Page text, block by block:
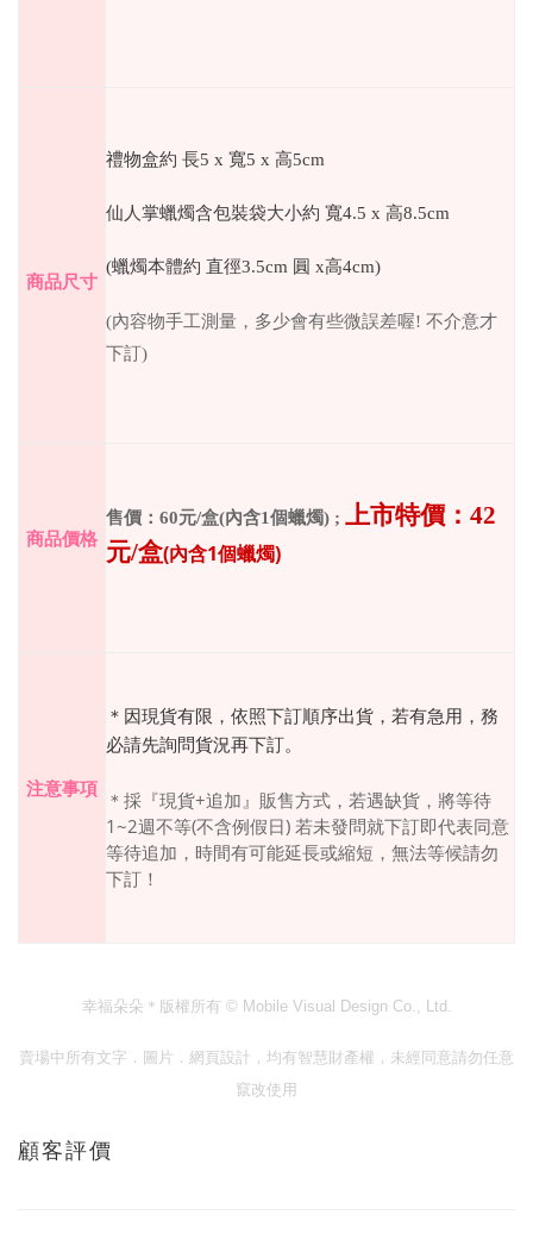
商品尺寸
禮物盒約 長5 x 寬5 x 高5cm
仙人掌蠟燭含包裝袋大小約 寬4.5 x 高8.5cm
(蠟燭本體約 直徑3.5cm 圓 x高4cm)
(內容物手工測量，多少會有些微誤差喔! 不介意才
下訂)
商品價格
售價： 60元/盒(內含1個蠟燭) ; 上市特價： 42
元/盒(內含1個蠟燭)
注意事項
＊因現貨有限，依照下訂順序出貨，若有急用，務
必請先詢問貨況再下訂。
＊採『現貨+追加』販售方式，若遇缺貨，將等待
1~2週不等(不含例假日) 若未發問就下訂即代表同意
等待追加，時間有可能延長或縮短，無法等候請勿
下訂！
幸福朵朵＊版權所有 © Mobile Visual Design Co., Ltd.
賣場中所有文字．圖片．網頁設計，均有智慧財產權，未經同意請勿任意
竄改使用
顧客評價